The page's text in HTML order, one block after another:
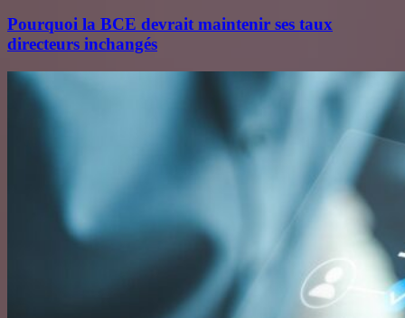
Pourquoi la BCE devrait maintenir ses taux
directeurs inchangés